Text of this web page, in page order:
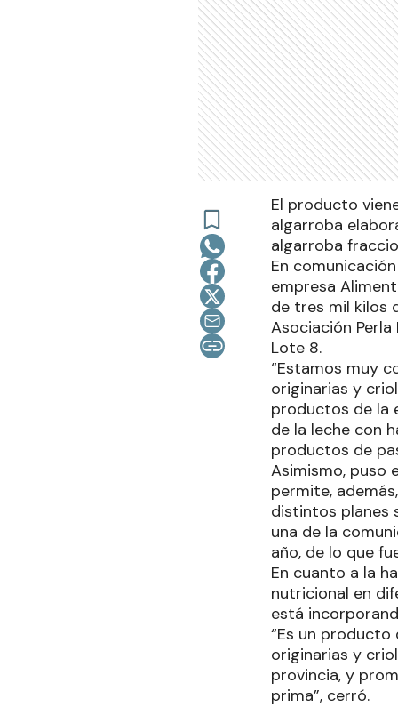
El producto
algarroba
algarroba
En
empresa
de tres mil kilos
Asociación
Lote 8.
“Estamos muy
originarias y
productos de la
de la leche con
productos de
Asimismo, puso
permite,
distintos planes
una de la
año, de lo que
En cuanto a la
nutricional en
está
“Es un
originarias y
provincia, y
prima”, cerró.